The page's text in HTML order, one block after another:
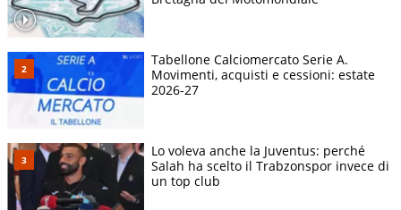
Tabellone Calciomercato Serie A.
Movimenti, acquisti e cessioni: estate
2026-27
Lo voleva anche la Juventus: perché
Salah ha scelto il Trabzonspor invece di
un top club